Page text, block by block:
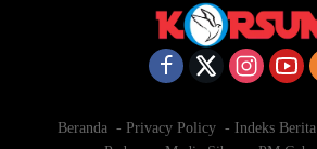
Beranda Privacy Policy Indeks Berita